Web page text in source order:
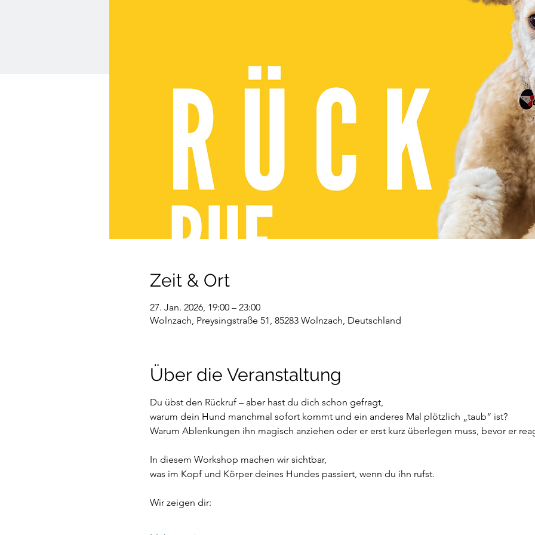
Zeit & Ort
27. Jan. 2026, 19:00 – 23:00
Wolnzach, Preysingstraße 51, 85283 Wolnzach, Deutschland
Über die Veranstaltung
Du übst den Rückruf – aber hast du dich schon gefragt,
warum dein Hund manchmal sofort kommt und ein anderes Mal plötzlich „taub“ ist?
Warum Ablenkungen ihn magisch anziehen oder er erst kurz überlegen muss, bevor er
In diesem Workshop machen wir sichtbar,
was im Kopf und Körper deines Hundes passiert, wenn du ihn rufst.
Wir zeigen dir: